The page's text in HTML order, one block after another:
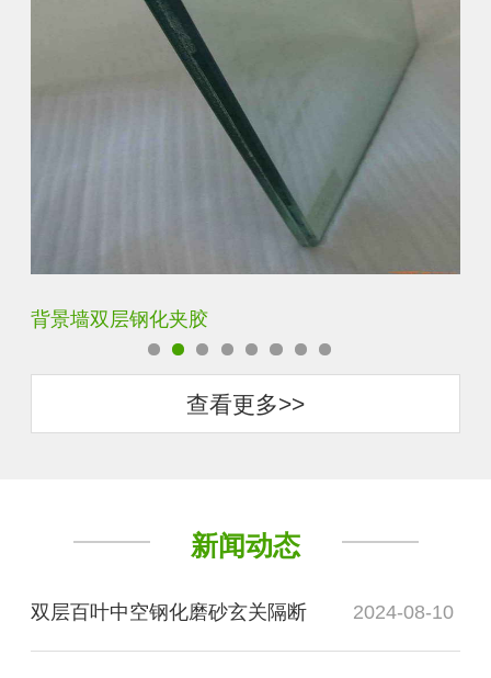
背景墙双层钢化夹胶
查看更多>>
新闻动态
双层百叶中空钢化磨砂玄关隔断 2024-08-10